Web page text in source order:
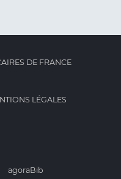
DE FRANCE
LÉGALES
agoraBib